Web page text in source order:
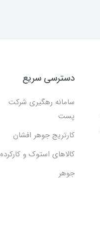
دسترسی سریع
سامانه رهگیری شرکت
پست
کارتریج جوهر افشان
کالاهای استوک و کارکرده
جوهر